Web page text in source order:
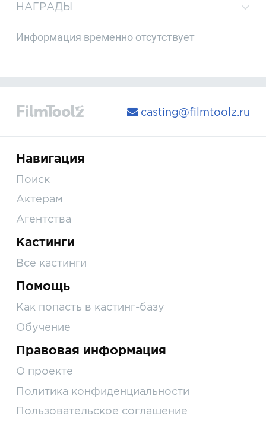
НАГРАДЫ
Информация временно отсутствует
casting@filmtoolz.ru
Навигация
Поиск
Актерам
Агентства
Кастинги
Все кастинги
Помощь
Как попасть в кастинг-базу
Обучение
Правовая информация
О проекте
Политика конфиденциальности
Пользовательское соглашение